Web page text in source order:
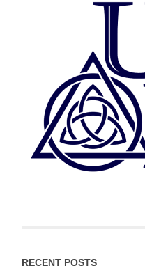
RECENT POSTS